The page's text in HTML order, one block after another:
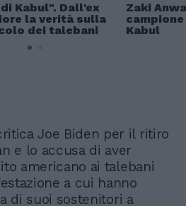
Kabul". Dall'ex
la verità sulla
dei talebani
Zaki
Kabul
Joe Biden per il ritiro
e lo accusa di aver
americano ai talebani
a cui hanno
di suoi sostenitori a